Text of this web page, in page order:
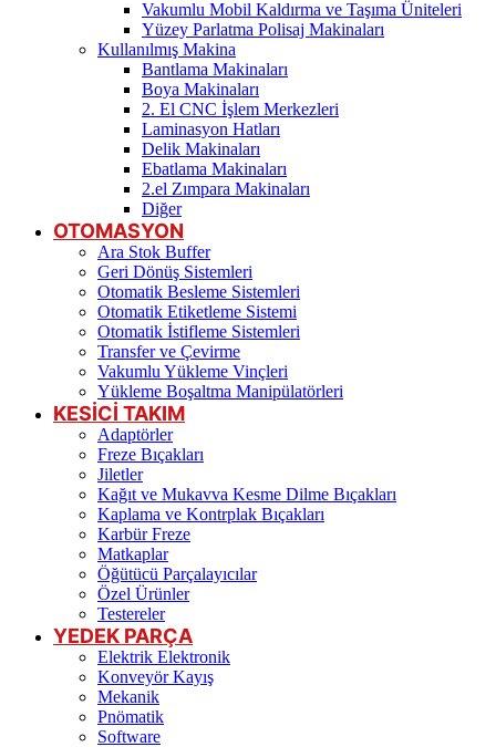
Vakumlu Mobil Kaldırma ve Taşıma Üniteleri
Yüzey Parlatma Polisaj Makinaları
Kullanılmış Makina
Bantlama Makinaları
Boya Makinaları
2. El CNC İşlem Merkezleri
Laminasyon Hatları
Delik Makinaları
Ebatlama Makinaları
2.el Zımpara Makinaları
Diğer
OTOMASYON
Ara Stok Buffer
Geri Dönüş Sistemleri
Otomatik Besleme Sistemleri
Otomatik Etiketleme Sistemi
Otomatik İstifleme Sistemleri
Transfer ve Çevirme
Vakumlu Yükleme Vinçleri
Yükleme Boşaltma Manipülatörleri
KESİCİ TAKIM
Adaptörler
Freze Bıçakları
Jiletler
Kağıt ve Mukavva Kesme Dilme Bıçakları
Kaplama ve Kontrplak Bıçakları
Karbür Freze
Matkaplar
Öğütücü Parçalayıcılar
Özel Ürünler
Testereler
YEDEK PARÇA
Elektrik Elektronik
Konveyör Kayış
Mekanik
Pnömatik
Software